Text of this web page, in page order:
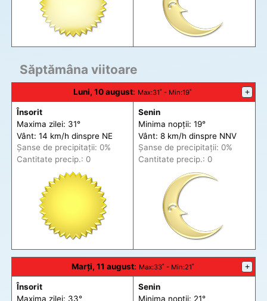
Săptămâna viitoare
Luni, 10 august: Max:31˚ - Min:19˚ +
Însorit
Maxima zilei: 31°
Vânt: 14 km/h dinspre NE
Șanse de precipitații: 0%
Cantitate precip.: 0
Senin
Minima nopții: 19°
Vânt: 8 km/h dinspre NNV
Șanse de precipitații: 0%
Cantitate precip.: 0
Marți, 11 august: Max:33˚ - Min:21˚ +
Însorit
Maxima zilei: 33°
Senin
Minima nopții: 21°